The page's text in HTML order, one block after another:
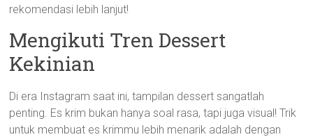
rekomendasi lebih lanjut!
Mengikuti Tren Dessert
Kekinian
Di era Instagram saat ini, tampilan dessert sangatlah
penting. Es krim bukan hanya soal rasa, tapi juga visual! Trik
untuk membuat es krimmu lebih menarik adalah dengan